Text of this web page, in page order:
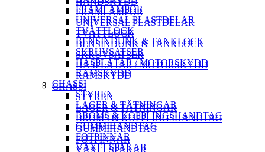
FRAMLAMPOR
UNIVERSAL PLASTDELAR
TVÄTTLOCK
BENSINDUNK & TANKLOCK
SKRUVSATSER
HASPLÅTAR / MOTORSKYDD
RAMSKYDD
CHASSI
STYREN
LAGER & TÄTNINGAR
BROMS & KOPPLINGSHANDTAG
GUMMIHANDTAG
FOTPINNAR
VÄXELSPAKAR
FRAMLAMPOR
UNIVERSAL PLASTDELAR
TVÄTTLOCK
BENSINDUNK & TANKLOCK
SKRUVSATSER
HASPLÅTAR / MOTORSKYDD
RAMSKYDD
CHASSI
STYREN
LAGER & TÄTNINGAR
BROMS & KOPPLINGSHANDTAG
GUMMIHANDTAG
FOTPINNAR
VÄXELSPAKAR